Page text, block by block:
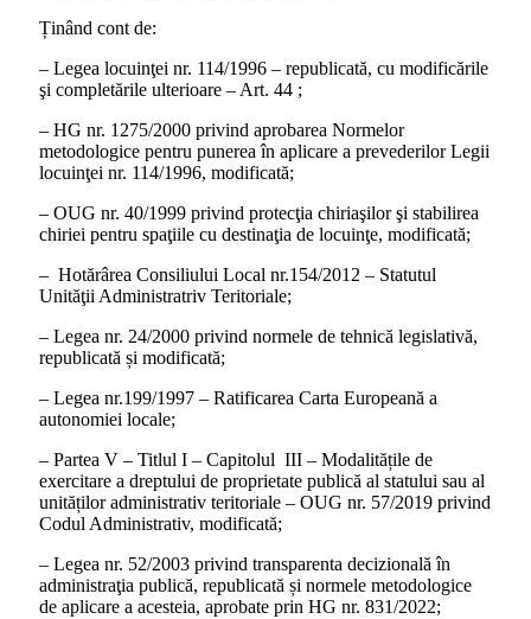
Ținând cont de:
– Legea locuinţei nr. 114/1996 – republicată, cu modificările
şi completările ulterioare – Art. 44 ;
– HG nr. 1275/2000 privind aprobarea Normelor
metodologice pentru punerea în aplicare a prevederilor Legii
locuinţei nr. 114/1996, modificată;
– OUG nr. 40/1999 privind protecţia chiriaşilor şi stabilirea
chiriei pentru spaţiile cu destinaţia de locuinţe, modificată;
– Hotărârea Consiliului Local nr.154/2012 – Statutul
Unităţii Administratriv Teritoriale;
– Legea nr. 24/2000 privind normele de tehnică legislativă,
republicată și modificată;
– Legea nr.199/1997 – Ratificarea Carta Europeană a
autonomiei locale;
– Partea V – Titlul I – Capitolul III – Modalitățile de
exercitare a dreptului de proprietate publică al statului sau al
unităților administrativ teritoriale – OUG nr. 57/2019 privind
Codul Administrativ, modificată;
– Legea nr. 52/2003 privind transparenta decizională în
administraţia publică, republicată și normele metodologice
de aplicare a acesteia, aprobate prin HG nr. 831/2022;